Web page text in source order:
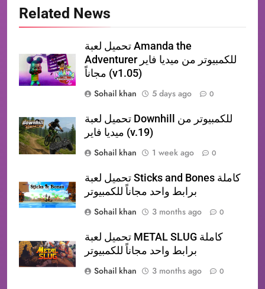
Related News
تحميل لعبة Amanda the
Adventurer للكمبيوتر من ميديا فاير
مجاناً (v1.05)
Sohail khan
5 days ago 0
تحميل لعبة Downhill للكمبيوتر من
ميديا فاير (v.19)
Sohail khan
1 week ago 0
تحميل لعبة Sticks and Bones كاملة
برابط واحد مجاناً للكمبيوتر
Sohail khan
3 months ago 0
تحميل لعبة METAL SLUG كاملة
برابط واحد مجاناً للكمبيوتر
Sohail khan
3 months ago 0